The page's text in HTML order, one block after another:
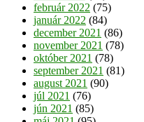
február 2022 (75)
január 2022 (84)
december 2021 (86)
november 2021 (78)
október 2021 (78)
september 2021 (81)
august 2021 (90)
júl 2021 (76)
jún 2021 (85)